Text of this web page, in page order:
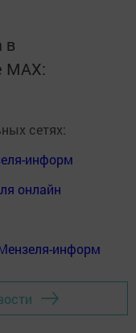
в
MАХ:
сетях:
информ
онлайн
информ